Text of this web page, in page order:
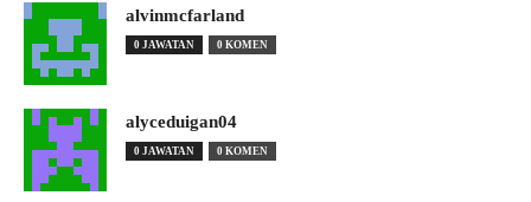
alvinmcfarland
0 JAWATAN 0 KOMEN
alyceduigan04
0 JAWATAN 0 KOMEN